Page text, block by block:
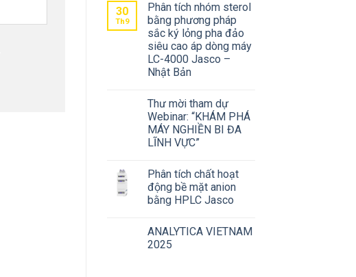
30
Th9
Phân tích nhóm sterol
bằng phương pháp
sắc ký lỏng pha đảo
siêu cao áp dòng máy
LC-4000 Jasco –
Nhật Bản
Thư mời tham dự
Webinar: “KHÁM PHÁ
MÁY NGHIỀN BI ĐA
LĨNH VỰC”
Phân tích chất hoạt
động bề mặt anion
bằng HPLC Jasco
ANALYTICA VIETNAM
2025